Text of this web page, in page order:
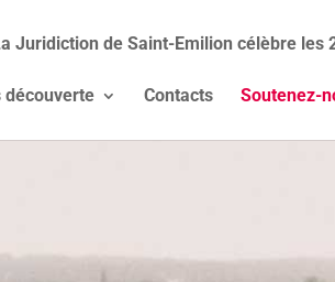
Juridiction de Saint-Emilion célèbre les
découverte Contacts Soutenez-